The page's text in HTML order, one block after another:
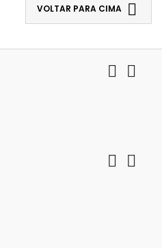
VOLTAR PARA CIMA 
 
 